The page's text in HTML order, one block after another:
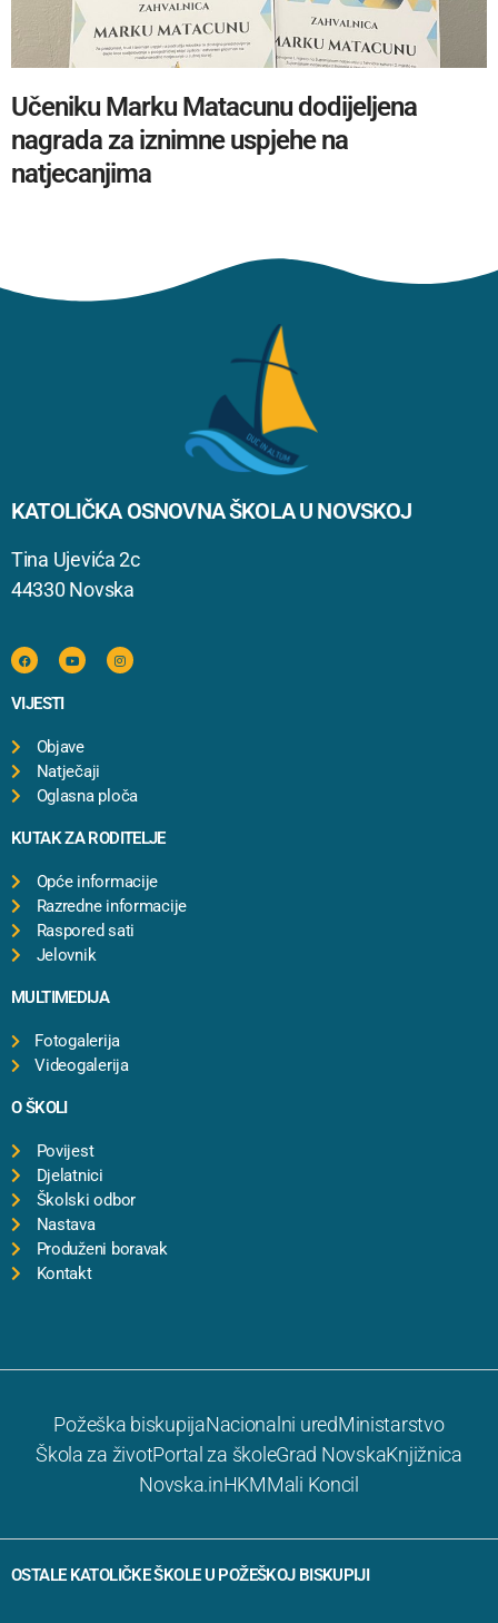
Učeniku Marku Matacunu dodijeljena
nagrada za iznimne uspjehe na
natjecanjima
KATOLIČKA OSNOVNA ŠKOLA U NOVSKOJ
Tina Ujevića 2c
44330 Novska
VIJESTI
Objave
Natječaji
Oglasna ploča
KUTAK ZA RODITELJE
Opće informacije
Razredne informacije
Raspored sati
Jelovnik
MULTIMEDIJA
Fotogalerija
Videogalerija
O ŠKOLI
Povijest
Djelatnici
Školski odbor
Nastava
Produženi boravak
Kontakt
Požeška biskupijaNacionalni uredMinistarstvo
Škola za životPortal za školeGrad NovskaKnjižnica
Novska.inHKMMali Koncil
OSTALE KATOLIČKE ŠKOLE U POŽEŠKOJ BISKUPIJI